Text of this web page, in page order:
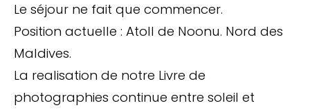
Le séjour ne fait que commencer.
Position actuelle : Atoll de Noonu. Nord des
Maldives.
La realisation de notre Livre de
photographies continue entre soleil et